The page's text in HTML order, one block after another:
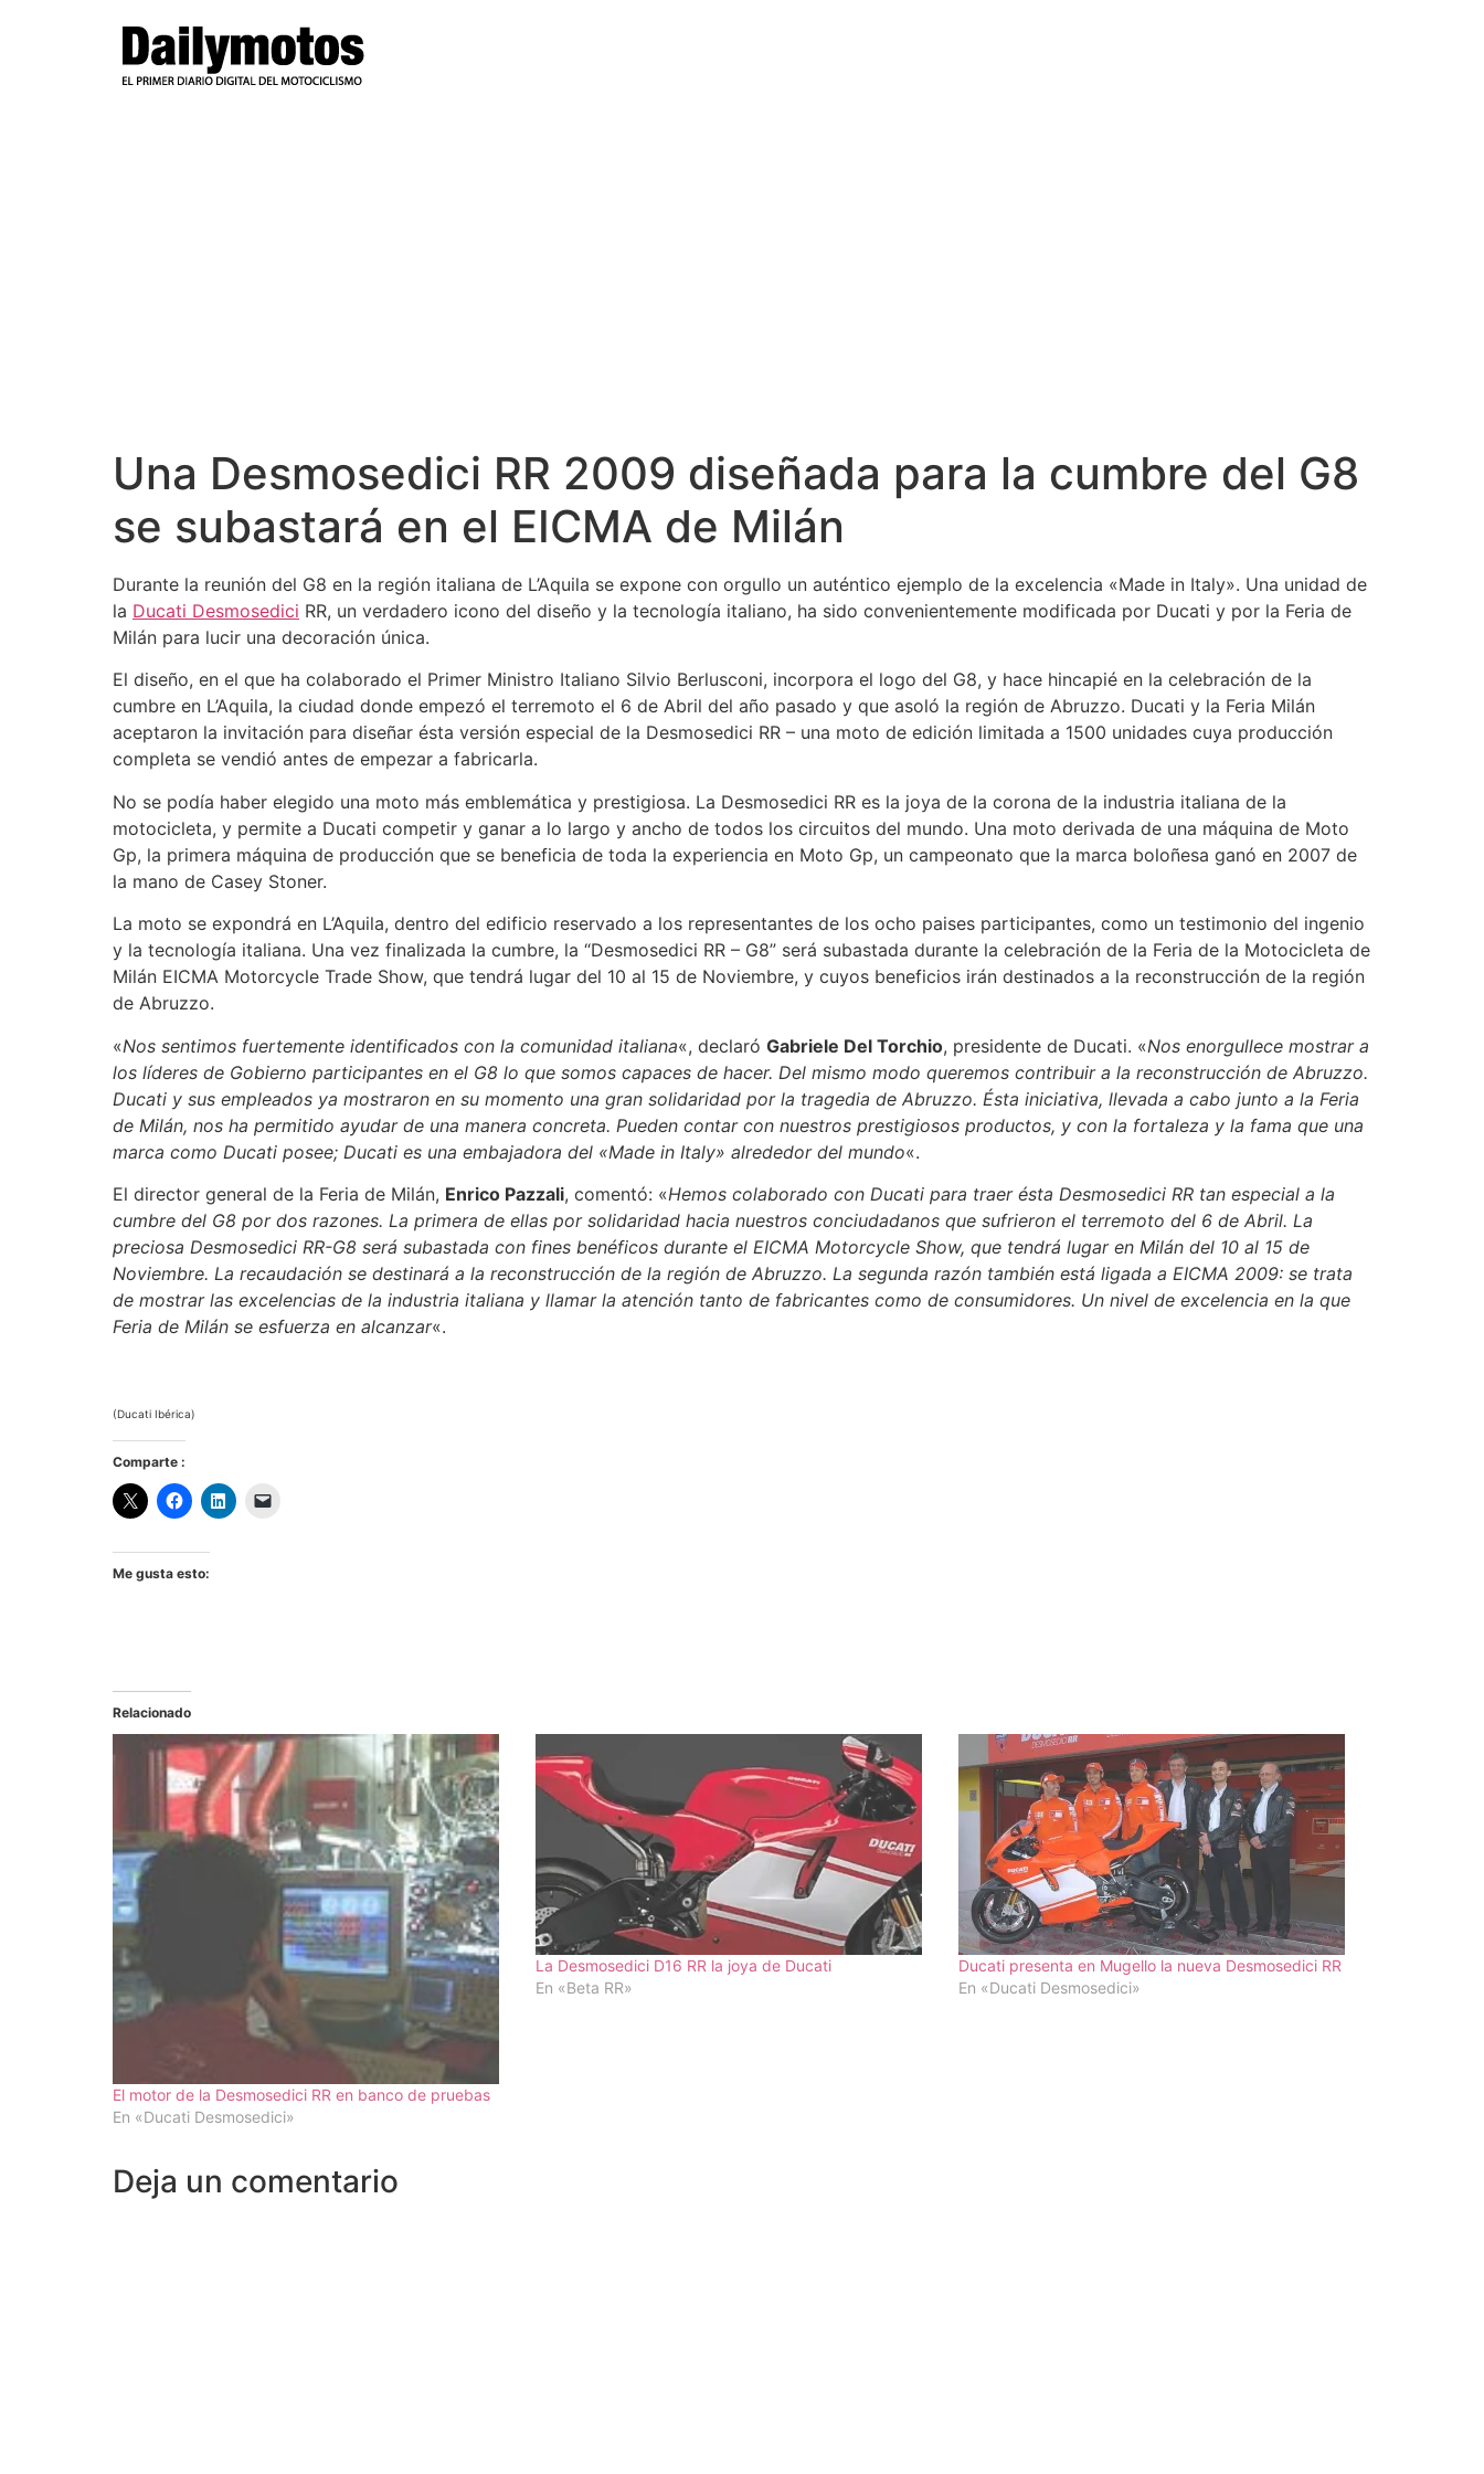
Una Desmosedici RR 2009 diseñada para la cumbre del G8
se subastará en el EICMA de Milán
Durante la reunión del G8 en la región italiana de L’Aquila se expone con orgullo un auténtico ejemplo de la excelencia «Made in Italy». Una unidad de
la Ducati Desmosedici RR, un verdadero icono del diseño y la tecnología italiano, ha sido convenientemente modificada por Ducati y por la Feria de
Milán para lucir una decoración única.
El diseño, en el que ha colaborado el Primer Ministro Italiano Silvio Berlusconi, incorpora el logo del G8, y hace hincapié en la celebración de la
cumbre en L’Aquila, la ciudad donde empezó el terremoto el 6 de Abril del año pasado y que asoló la región de Abruzzo. Ducati y la Feria Milán
aceptaron la invitación para diseñar ésta versión especial de la Desmosedici RR – una moto de edición limitada a 1500 unidades cuya producción
completa se vendió antes de empezar a fabricarla.
No se podía haber elegido una moto más emblemática y prestigiosa. La Desmosedici RR es la joya de la corona de la industria italiana de la
motocicleta, y permite a Ducati competir y ganar a lo largo y ancho de todos los circuitos del mundo. Una moto derivada de una máquina de Moto
Gp, la primera máquina de producción que se beneficia de toda la experiencia en Moto Gp, un campeonato que la marca boloñesa ganó en 2007 de
la mano de Casey Stoner.
La moto se expondrá en L’Aquila, dentro del edificio reservado a los representantes de los ocho paises participantes, como un testimonio del ingenio
y la tecnología italiana. Una vez finalizada la cumbre, la “Desmosedici RR – G8” será subastada durante la celebración de la Feria de la Motocicleta de
Milán EICMA Motorcycle Trade Show, que tendrá lugar del 10 al 15 de Noviembre, y cuyos beneficios irán destinados a la reconstrucción de la región
de Abruzzo.
«Nos sentimos fuertemente identificados con la comunidad italiana«, declaró Gabriele Del Torchio, presidente de Ducati. «Nos enorgullece mostrar a
los líderes de Gobierno participantes en el G8 lo que somos capaces de hacer. Del mismo modo queremos contribuir a la reconstrucción de Abruzzo.
Ducati y sus empleados ya mostraron en su momento una gran solidaridad por la tragedia de Abruzzo. Ésta iniciativa, llevada a cabo junto a la Feria
de Milán, nos ha permitido ayudar de una manera concreta. Pueden contar con nuestros prestigiosos productos, y con la fortaleza y la fama que una
marca como Ducati posee; Ducati es una embajadora del «Made in Italy» alrededor del mundo«.
El director general de la Feria de Milán, Enrico Pazzali, comentó: «Hemos colaborado con Ducati para traer ésta Desmosedici RR tan especial a la
cumbre del G8 por dos razones. La primera de ellas por solidaridad hacia nuestros conciudadanos que sufrieron el terremoto del 6 de Abril. La
preciosa Desmosedici RR-G8 será subastada con fines benéficos durante el EICMA Motorcycle Show, que tendrá lugar en Milán del 10 al 15 de
Noviembre. La recaudación se destinará a la reconstrucción de la región de Abruzzo. La segunda razón también está ligada a EICMA 2009: se trata
de mostrar las excelencias de la industria italiana y llamar la atención tanto de fabricantes como de consumidores. Un nivel de excelencia en la que
Feria de Milán se esfuerza en alcanzar«.
(Ducati Ibérica)
Comparte :
Me gusta esto:
Relacionado
El motor de la Desmosedici RR en banco de pruebas
En «Ducati Desmosedici»
La Desmosedici D16 RR la joya de Ducati
En «Beta RR»
Ducati presenta en Mugello la nueva Desmosedici RR
En «Ducati Desmosedici»
Deja un comentario